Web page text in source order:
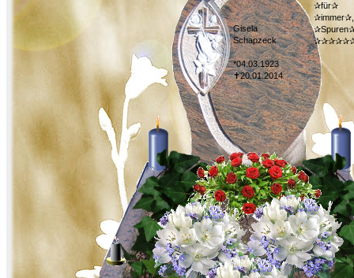
✰für✰
Gisela
Schapzeck
*04.03.1923
✝20.01.2014